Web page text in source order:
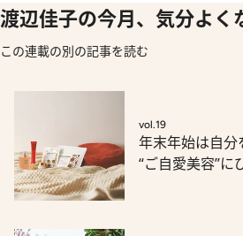
渡辺佳子の今月、気分よく
この連載の別の記事を読む
vol.19
年末年始は自分
“ご自愛美容”に